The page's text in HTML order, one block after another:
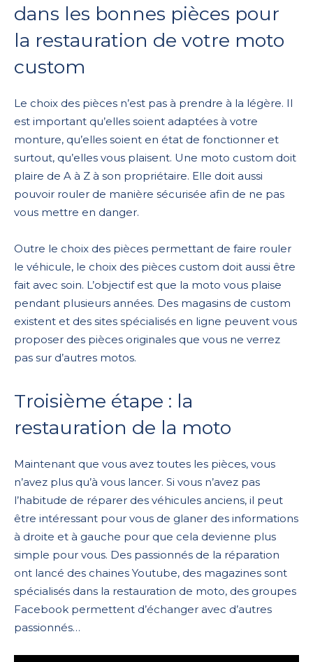
dans les bonnes pièces pour
la restauration de votre moto
custom
Le choix des pièces n’est pas à prendre à la légère. Il
est important qu’elles soient adaptées à votre
monture, qu’elles soient en état de fonctionner et
surtout, qu’elles vous plaisent. Une moto custom doit
plaire de A à Z à son propriétaire. Elle doit aussi
pouvoir rouler de manière sécurisée afin de ne pas
vous mettre en danger.
Outre le choix des pièces permettant de faire rouler
le véhicule, le choix des pièces custom doit aussi être
fait avec soin. L’objectif est que la moto vous plaise
pendant plusieurs années. Des magasins de custom
existent et des sites spécialisés en ligne peuvent vous
proposer des pièces originales que vous ne verrez
pas sur d’autres motos.
Troisième étape : la
restauration de la moto
Maintenant que vous avez toutes les pièces, vous
n’avez plus qu’à vous lancer. Si vous n’avez pas
l’habitude de réparer des véhicules anciens, il peut
être intéressant pour vous de glaner des informations
à droite et à gauche pour que cela devienne plus
simple pour vous. Des passionnés de la réparation
ont lancé des chaines Youtube, des magazines sont
spécialisés dans la restauration de moto, des groupes
Facebook permettent d’échanger avec d’autres
passionnés…